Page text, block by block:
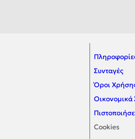
Συνταγές
Όροι
Οικονομικά
Cookies